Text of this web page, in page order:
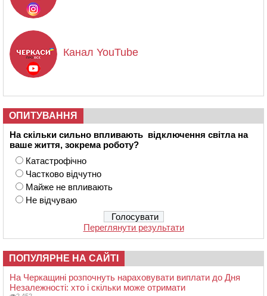
Канал YouTube
ОПИТУВАННЯ
На скільки сильно впливають відключення світла на
ваше життя, зокрема роботу?
Катастрофічно
Частково відчутно
Майже не впливають
Не відчуваю
Переглянути результати
ПОПУЛЯРНЕ НА САЙТІ
На Черкащині розпочнуть нараховувати виплати до Дня
Незалежності: хто і скільки може отримати